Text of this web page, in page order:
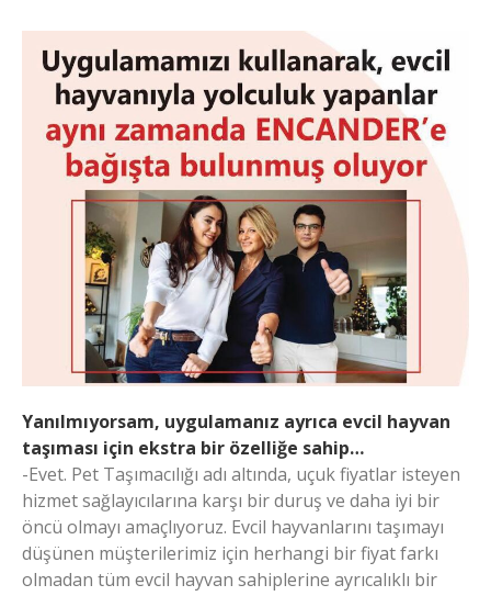
Yanılmıyorsam, uygulamanız ayrıca evcil hayvan
taşıması için ekstra bir özelliğe sahip…
-Evet. Pet Taşımacılığı adı altında, uçuk fiyatlar isteyen
hizmet sağlayıcılarına karşı bir duruş ve daha iyi bir
öncü olmayı amaçlıyoruz. Evcil hayvanlarını taşımayı
düşünen müşterilerimiz için herhangi bir fiyat farkı
olmadan tüm evcil hayvan sahiplerine ayrıcalıklı bir